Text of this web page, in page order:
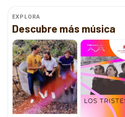
EXPLORA
Descubre más música